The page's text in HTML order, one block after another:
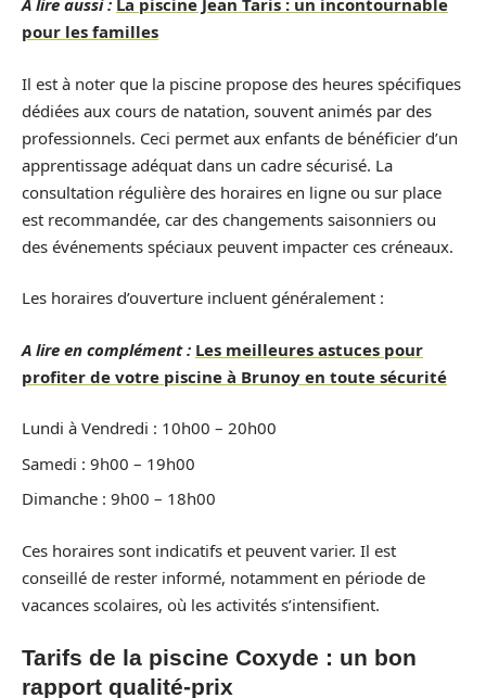
A lire aussi : La piscine Jean Taris : un incontournable
pour les familles
Il est à noter que la piscine propose des heures spécifiques
dédiées aux cours de natation, souvent animés par des
professionnels. Ceci permet aux enfants de bénéficier d’un
apprentissage adéquat dans un cadre sécurisé. La
consultation régulière des horaires en ligne ou sur place
est recommandée, car des changements saisonniers ou
des événements spéciaux peuvent impacter ces créneaux.
Les horaires d’ouverture incluent généralement :
A lire en complément : Les meilleures astuces pour
profiter de votre piscine à Brunoy en toute sécurité
Lundi à Vendredi : 10h00 – 20h00
Samedi : 9h00 – 19h00
Dimanche : 9h00 – 18h00
Ces horaires sont indicatifs et peuvent varier. Il est
conseillé de rester informé, notamment en période de
vacances scolaires, où les activités s’intensifient.
Tarifs de la piscine Coxyde : un bon
rapport qualité-prix